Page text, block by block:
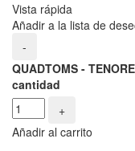
Vista rápida
Añadir a la lista de
-
QUADTOMS -
cantidad
+
Añadir al carrito